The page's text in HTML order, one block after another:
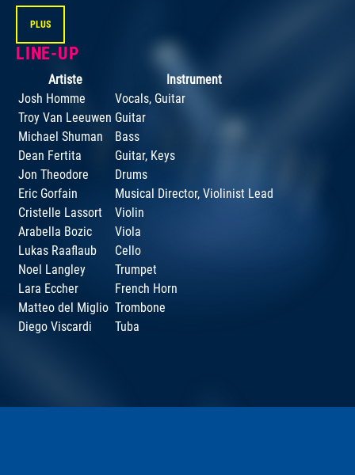
PLUS
LINE-UP
Artiste
Instrument
Josh Homme
Vocals, Guitar
Troy Van Leeuwen Guitar
Michael Shuman
Bass
Dean Fertita
Guitar, Keys
Jon Theodore
Drums
Eric Gorfain
Musical Director, Violinist Lead
Cristelle Lassort
Violin
Arabella Bozic
Viola
Lukas Raaflaub
Cello
Noel Langley
Trumpet
Lara Eccher
French Horn
Matteo del Miglio Trombone
Diego Viscardi
Tuba